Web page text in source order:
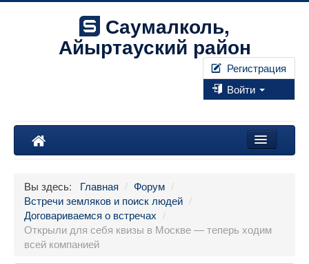
Саумалколь,
Айыртауский район
Регистрация
Войти
Форум
Фотографии
Правила
Вы здесь: Главная / Форум /
Встречи земляков и поиск людей /
Договариваемся о встречах /
Открыли для себя квизы в Москве — теперь ходим
всей компанией